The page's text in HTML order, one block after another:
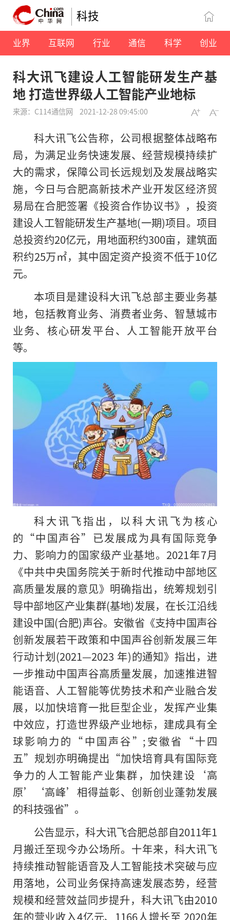
科技
业界 互联网 行业 通信 科学 创业
科大讯飞建设人工智能研发生产基
地 打造世界级人工智能产业地标
来源：C114通信网 2021-12-28 09:45:00
科大讯飞公告称，公司根据整体战略布
局，为满足业务快速发展、经营规模持续扩
大的需求，保障公司长远规划及发展战略实
施，今日与合肥高新技术产业开发区经济贸
易局在合肥签署《投资合作协议书》，投资
建设人工智能研发生产基地(一期)项目。项目
总投资约20亿元，用地面积约300亩，建筑面
积约25万㎡，其中固定资产投资不低于10亿
元。
本项目是建设科大讯飞总部主要业务基
地，包括教育业务、消费者业务、智慧城市
业务、核心研发平台、人工智能开放平台
等。
科大讯飞指出，以科大讯飞为核心
的“中国声谷”已发展成为具有国际竞争
力、影响力的国家级产业基地。2021年7月
《中共中央国务院关于新时代推动中部地区
高质量发展的意见》明确指出，统筹规划引
导中部地区产业集群(基地)发展，在长江沿线
建设中国(合肥)声谷。安徽省《支持中国声谷
创新发展若干政策和中国声谷创新发展三年
行动计划(2021—2023 年)的通知》指出，进
一步推动中国声谷高质量发展，加速推进智
能语音、人工智能等优势技术和产业融合发
展，以加快培育一批巨型企业，发挥产业集
中效应，打造世界级产业地标，建成具有全
球影响力的“中国声谷”;安徽省“十四
五”规划亦明确提出“加快培育具有国际竞
争力的人工智能产业集群，加快建设‘高
原’‘高峰’相得益彰、创新创业蓬勃发展
的科技强省”。
公告显示，科大讯飞合肥总部自2011年1
月搬迁至现今办公场所。十年来，科大讯飞
持续推动智能语音及人工智能技术突破与应
用落地，公司业务保持高速发展态势，经营
规模和经营效益同步提升，科大讯飞由2010
年的营业收入4亿元、1166人增长至 2020年